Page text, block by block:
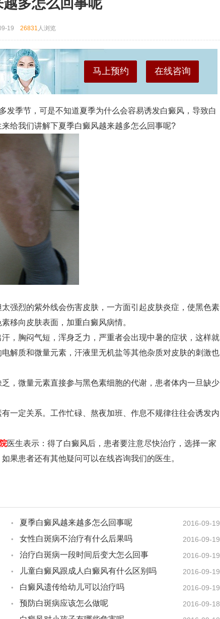
多怎么回事呢
19 26831 人浏览
在线咨询
马上预约
发季节，可是不知道夏季为什么会容易诱发白癜风，导致白
来给我们讲解下夏季白癜风越来越多怎么回事呢?
强烈的紫外线会伤害皮肤，一方面引起皮肤炎症，使黑色素
移向皮肤表面，加重白癜风病情。
，胸闷气短，浑身乏力，严重者会出现中暑的症状，这样就
解质和微量元素，汗液里无机盐等其他杂质对皮肤的刺激也
，微量元素直接参与黑色素细胞的代谢，患者体内一旦缺少
一定关系。工作忙碌、熬夜加班、作息不规律往往会诱发内
医生表示：得了白癜风后，患者要注意尽快治疗，选择一家
果患者还有其他疑问可以在线咨询我们的医生。
夏季白癜风越来越多怎么回事呢 2016-09-19
女性白斑病不治疗有什么后果吗 2016-09-19
治疗白斑病一段时间后变大怎么回事 2016-09-19
儿童白癜风跟成人白癜风有什么区别吗 2016-09-19
白癜风遗传给幼儿可以治疗吗 2016-09-19
预防白斑病应该怎么做呢 2016-09-18